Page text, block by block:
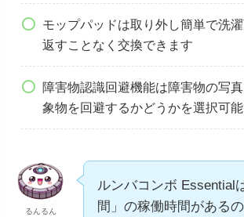
モップパッドは取り外し簡単で洗
返すことなく交換できます
障害物認識回避機能は障害物の写
象物を回避するかどうかを選択可
るんるん
ルンバコンボ Essential
間」の稼働時間がある